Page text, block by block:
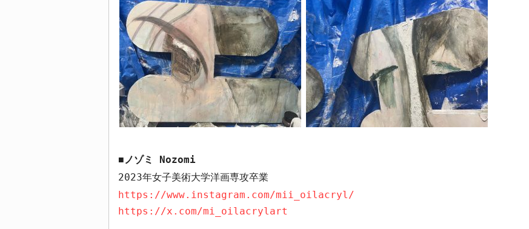
■ノゾミ Nozomi
2023年女子美術大学洋画専攻卒業
https://www.instagram.com/mii_oilacryl/
https://x.com/mi_oilacrylart